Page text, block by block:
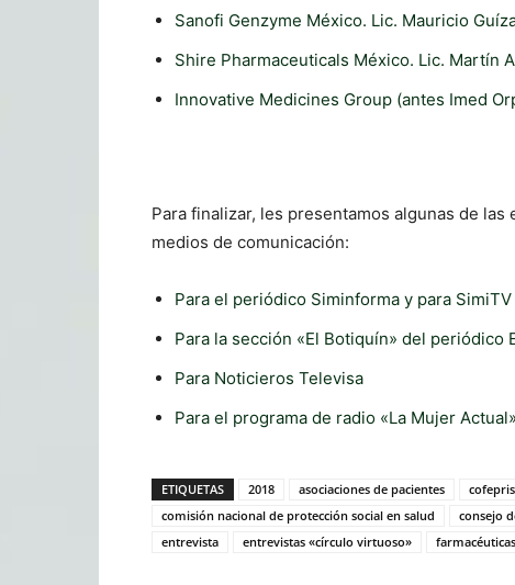
Sanofi Genzyme México. Lic. Mauricio
Shire Pharmaceuticals México. Lic. Martín
Innovative Medicines Group (antes Imed
Para finalizar, les presentamos algunas de
medios de comunicación:
Para el periódico Siminforma y para
Para la sección «El Botiquín» del periódico
Para Noticieros Televisa
Para el programa de radio «La Mujer
ETIQUETAS 2018 asociaciones de pacientes cofepris
comisión nacional de protección social en salud
consejo
entrevista
entrevistas «círculo virtuoso» farmacéuticas